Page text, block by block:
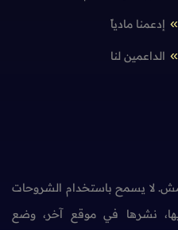
إدعمنا مادياً
الداعمين لنا
لا يسمح باستخدام الشروحات
نشرها في موقع آخر، وضع